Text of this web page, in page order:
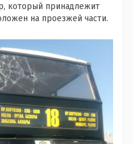
который принадлежит
на проезжей части.